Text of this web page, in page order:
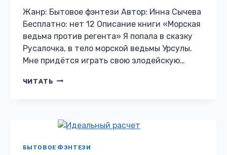
Жанр: Бытовое фэнтези Автор: Инна Сычева
Бесплатно: нет 12 Описание книги «Морская
ведьма против регента» Я попала в сказку
Русалочка, в тело морской ведьмы Урсулы.
Мне придётся играть свою злодейскую…
ЧИТАТЬ МОРСКАЯ
БЫТОВОЕ ФЭНТЕЗИ